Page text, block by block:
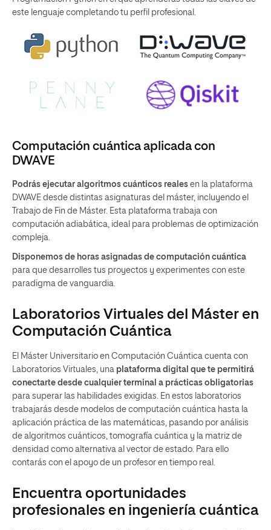
este lenguaje completando tu perfil profesional.
Computación cuántica aplicada con
DWAVE
Podrás ejecutar algoritmos cuánticos reales en la plataforma
DWAVE desde distintas asignaturas del máster, incluyendo el
Trabajo de Fin de Máster. Esta plataforma trabaja con
computación adiabática, ideal para problemas de optimización
compleja.
Disponemos de horas asignadas de computación cuántica
para que desarrolles tus proyectos y experimentes con este
paradigma de vanguardia.
Laboratorios Virtuales del Máster en
Computación Cuántica
El Máster Universitario en Computación Cuántica cuenta con
Laboratorios Virtuales, una plataforma digital que te permitirá
conectarte desde cualquier terminal a prácticas obligatorias
para superar las habilidades exigidas. En estos laboratorios
trabajarás desde modelos de computación cuántica hasta la
aplicación práctica de las matemáticas, pasando por análisis
de algoritmos cuánticos, tomografía cuántica y la matriz de
densidad como alternativa al vector de estado. Para ello
contarás con el apoyo de un profesor en tiempo real.
Encuentra oportunidades
profesionales en ingeniería cuántica